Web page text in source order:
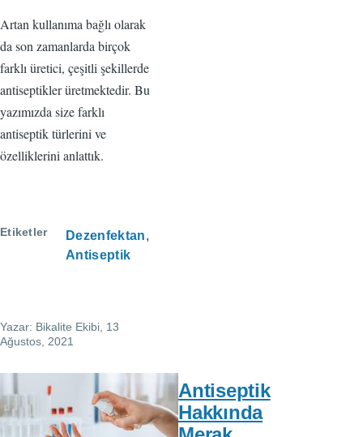
Artan kullanıma bağlı olarak
da son zamanlarda birçok
farklı üretici, çeşitli şekillerde
antiseptikler üretmektedir. Bu
yazımızda size farklı
antiseptik türlerini ve
özelliklerini anlattık.
Etiketler
Dezenfektan
Antiseptik
Yazar: Bikalite Ekibi, 13
Ağustos, 2021
Antiseptik
Hakkında